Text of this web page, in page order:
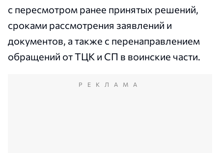
с пересмотром ранее принятых решений,
сроками рассмотрения заявлений и
документов, а также с перенаправлением
обращений от ТЦК и СП в воинские части.
РЕКЛАМА